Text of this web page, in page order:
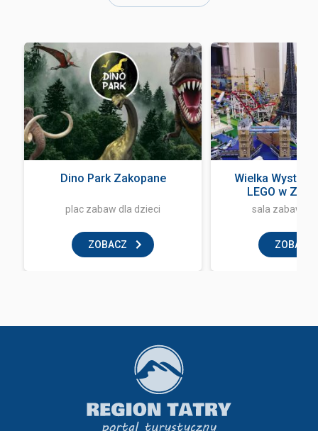
Dino Park Zakopane
plac zabaw dla dzieci
ZOBACZ
Wielka
LEGO w
sala zabaw
ZOBACZ